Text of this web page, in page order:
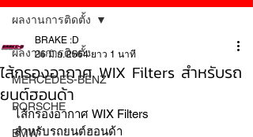
ผลงานการติดตั้ง
MERCEDES-BENZ
PORSCHE
BMW
ผลงานการติดตั้ง
ไส้กรองอากาศ WIX Filters สำหรับรถ
ยนต์ฮอนด้า
BRAKE :D
26 มิ.ย. 2564 ยาว 1 นาที
ไส้กรองอากาศ WIX Filters
สำหรับรถยนต์ฮอนด้า